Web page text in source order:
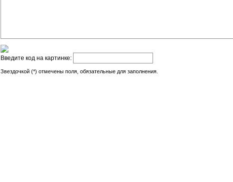
Введите код на картинке:
Звездочкой (*) отмечены поля, обязательные для заполнения.